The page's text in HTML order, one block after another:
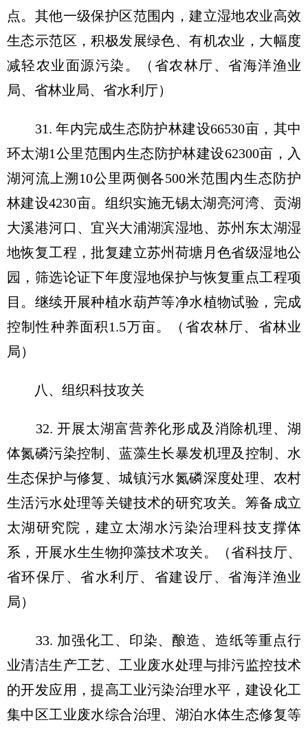
点。其他一级保护区范围内，建立湿地农业高效
生态示范区，积极发展绿色、有机农业，大幅度
减轻农业面源污染。（省农林厅、省海洋渔业
局、省林业局、省水利厅）
31. 年内完成生态防护林建设66530亩，其中
环太湖1公里范围内生态防护林建设62300亩，入
湖河流上溯10公里两侧各500米范围内生态防护
林建设4230亩。组织实施无锡太湖亮河湾、贡湖
大溪港河口、宜兴大浦湖滨湿地、苏州东太湖湿
地恢复工程，批复建立苏州荷塘月色省级湿地公
园，筛选论证下年度湿地保护与恢复重点工程项
目。继续开展种植水葫芦等净水植物试验，完成
控制性种养面积1.5万亩。（省农林厅、省林业
局）
八、组织科技攻关
32. 开展太湖富营养化形成及消除机理、湖
体氮磷污染控制、蓝藻生长暴发机理及控制、水
生态保护与修复、城镇污水氮磷深度处理、农村
生活污水处理等关键技术的研究攻关。筹备成立
太湖研究院，建立太湖水污染治理科技支撑体
系，开展水生生物抑藻技术攻关。（省科技厅、
省环保厅、省水利厅、省建设厅、省海洋渔业
局）
33. 加强化工、印染、酿造、造纸等重点行
业清洁生产工艺、工业废水处理与排污监控技术
的开发应用，提高工业污染治理水平，建设化工
集中区工业废水综合治理、湖泊水体生态修复等